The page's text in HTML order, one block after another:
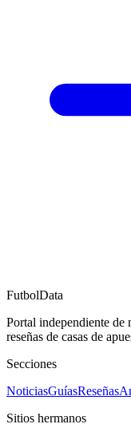
FutbolData
Portal independiente de
reseñas de casas de
Secciones
NoticiasGuíasReseñas
Sitios hermanos